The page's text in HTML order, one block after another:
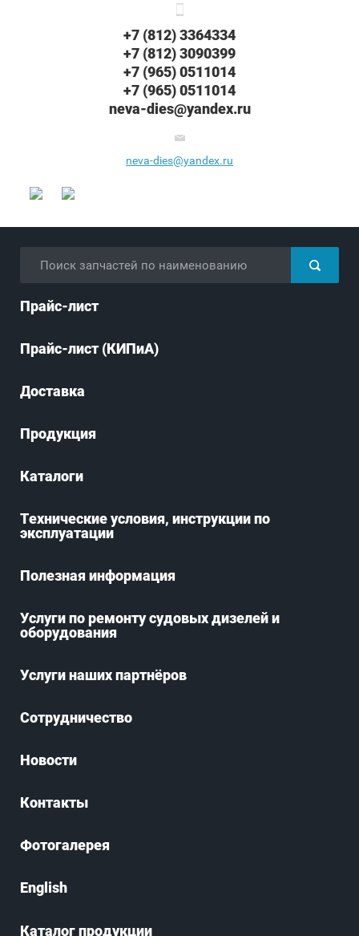
+7 (812) 3364334
+7 (812) 3090399
+7 (965) 0511014
+7 (965) 0511014
neva-dies@yandex.ru
neva-dies@yandex.ru
Прайс-лист
Прайс-лист (КИПиА)
Доставка
Продукция
Каталоги
Технические условия, инструкции по
эксплуатации
Полезная информация
Услуги по ремонту судовых дизелей и
оборудования
Услуги наших партнёров
Сотрудничество
Новости
Контакты
Фотогалерея
English
Каталог продукции